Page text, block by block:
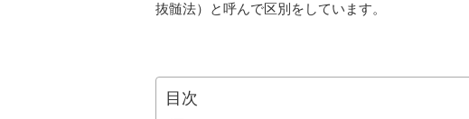
抜髄法）と呼んで区別をしています。
目次